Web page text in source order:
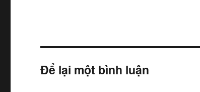
Để lại một bình luận